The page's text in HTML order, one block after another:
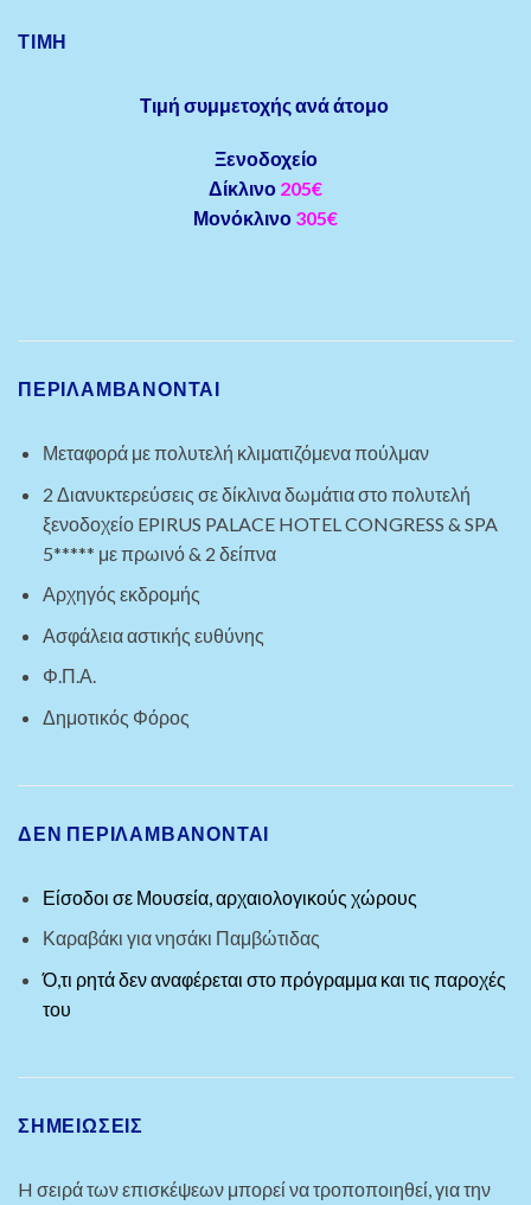
ΤΙΜΗ
Τιμή συμμετοχής ανά άτομο
Ξενοδοχείο
Δίκλινο 205€
Μονόκλινο 305€
ΠΕΡΙΛΑΜΒΆΝΟΝΤΑΙ
Μεταφορά με πολυτελή κλιματιζόμενα πούλμαν
2 Διανυκτερεύσεις σε δίκλινα δωμάτια στο πολυτελή
ξενοδοχείο EPIRUS PALACE HOTEL CONGRESS & SPA
5***** με πρωινό & 2 δείπνα
Αρχηγός εκδρομής
Ασφάλεια αστικής ευθύνης
Φ.Π.Α.
Δημοτικός Φόρος
ΔΕΝ ΠΕΡΙΛΑΜΒΑΝΟΝΤΑΙ
Είσοδοι σε Μουσεία, αρχαιολογικούς χώρους
Καραβάκι για νησάκι Παμβώτιδας
Ό,τι ρητά δεν αναφέρεται στο πρόγραμμα και τις παροχές
του
ΣΗΜΕΙΏΣΕΙΣ
H σειρά των επισκέψεων μπορεί να τροποποιηθεί, για την